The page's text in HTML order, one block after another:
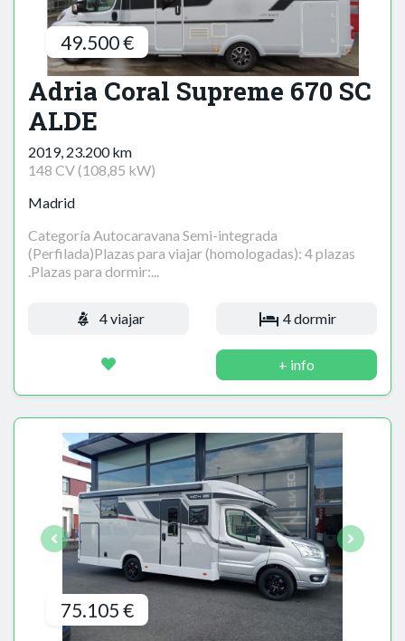
49.500 €
Adria Coral Supreme 670 SC
ALDE
2019, 23.200 km
148 CV (108,85 kW)
Madrid
Categoría Autocaravana Semi-integrada
(Perfilada)Plazas para viajar (homologadas): 4 plazas
.Plazas para dormir:...
4 viajar 4 dormir
+ info
75.105 €